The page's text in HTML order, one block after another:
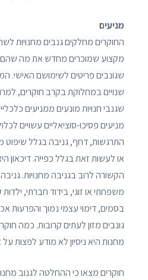
מניעים
החוקרים מחלקים גנבים מחנויות
מקצוע שמוכרים מחדש את מה שהם
שגונבים פריטים לשימושם האישי.
שנויים במחלוקת בקרב חוקרים,
שגנבי חנויות מונעים ממניעים
מניעים פסיכו-סוציאליים עשויים
התרגשות, דחף, גניבה בגלל שיפוט
או לעשות זאת בגלל כפייה. דיכאון
הקשורה לרוב בגניבה מחנויות.
משפחתי או זוגי, בידוד חברתי,
בסמים, דימוי עצמי נמוך והפרעות
גונבים מזון לעתים קרובות. כמה
מחנות היא ניסיון לא מודע לפצות
חוקרים מצאו כי ההחלטה לגנוב